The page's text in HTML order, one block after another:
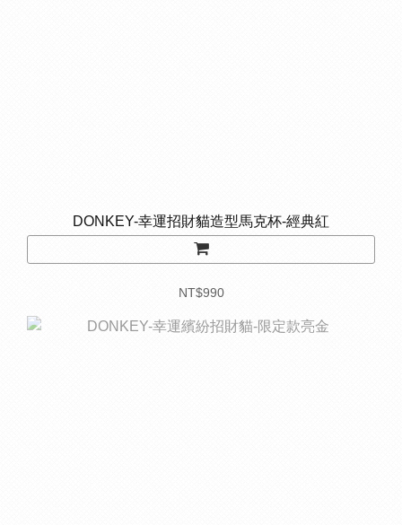
DONKEY-幸運招財貓造型馬克杯-經典紅
NT$990